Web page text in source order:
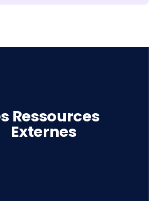
Ressources
Externes